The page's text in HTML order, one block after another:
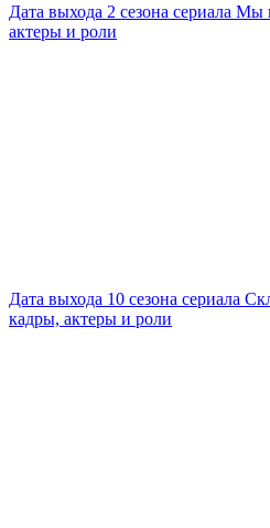
Дата выхода 2 сезона сериала
актеры и роли
Дата выхода 10 сезона сериала
кадры, актеры и роли